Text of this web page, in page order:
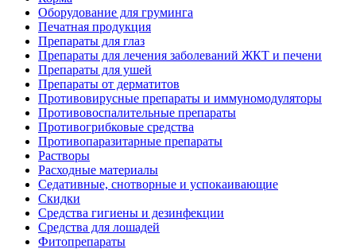
Оборудование для груминга
Печатная продукция
Препараты для глаз
Препараты для лечения заболеваний ЖКТ и печени
Препараты для ушей
Препараты от дерматитов
Противовирусные препараты и иммуномодуляторы
Противовоспалительные препараты
Противогрибковые средства
Противопаразитарные препараты
Растворы
Расходные материалы
Седативные, снотворные и успокаивающие
Скидки
Средства гигиены и дезинфекции
Средства для лошадей
Фитопрепараты